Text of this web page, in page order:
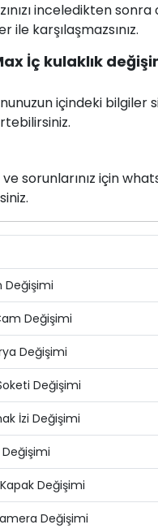
inceledikten
karşılaşmazsınız.
İç kulaklık
içindeki
sorunlarınız için
Değişimi
Değişimi
Değişimi
Değişimi
İzi Değişimi
Değişimi
Değişimi